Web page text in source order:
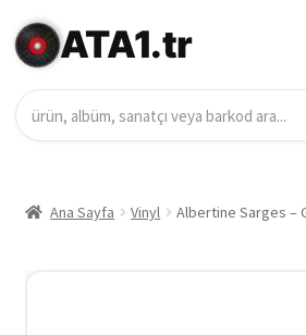
ATA1.tr
Ana Sayfa Vinyl Albertine Sarges –